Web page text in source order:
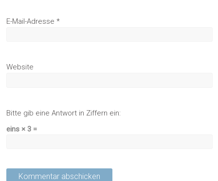
E-Mail-Adresse*
Website
Bitte gib eine Antwort in Ziffern ein:
eins × 3 =